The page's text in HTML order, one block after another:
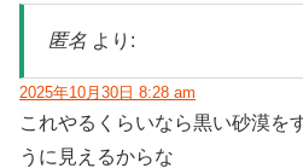
匿名 より:
2025年10月30日 8:28 am
これやるくらいなら黒い砂漠を
うに見えるからな